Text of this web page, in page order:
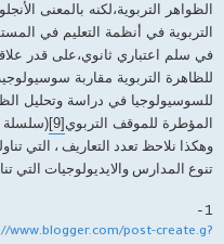
الظواهر التربوية،لكنه بالمعنى
التربوية في أنظمة التعليم في
في سلم اعتباري ثانوي،على قدر
للظاهرة التربوية مقاربة
للسوسيولوجيا في دراسة وتحليل
المؤطرة للموقف التربوي[9] (سلسلة
وهكذا نلاحظ تعدد التعاريف ، التي
تنوع المدارس والايديولوجيات التي
1-
www.blogger.com/post-create.g?